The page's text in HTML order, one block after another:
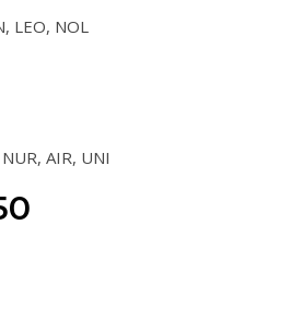
LEO, NOL
AIR, UNI